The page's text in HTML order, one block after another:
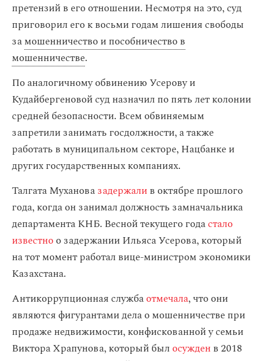
претензий в его отношении. Несмотря на это, суд
приговорил его к восьми годам лишения свободы
замошенничество и пособничество в
мошенничестве.
По аналогичному обвинению Усерову и
Кудайбергеновой суд назначил по пять лет колонии
средней безопасности. Всем обвиняемым
запретили занимать госдолжности, а также
работать в муниципальном секторе, Нацбанке и
других государственных компаниях.
Талгата Мухановазадержалив октябре прошлого
года, когда он занимал должность замначальника
департамента КНБ. Весной текущего годастало
известноо задержании Ильяса Усерова, который
на тот момент работал вице-министром экономики
Казахстана.
Антикоррупционная службаотмечала, что они
являются фигурантами дела о мошенничестве при
продаже недвижимости, конфискованной у семьи
Виктора Храпунова, который был осужден в 2018